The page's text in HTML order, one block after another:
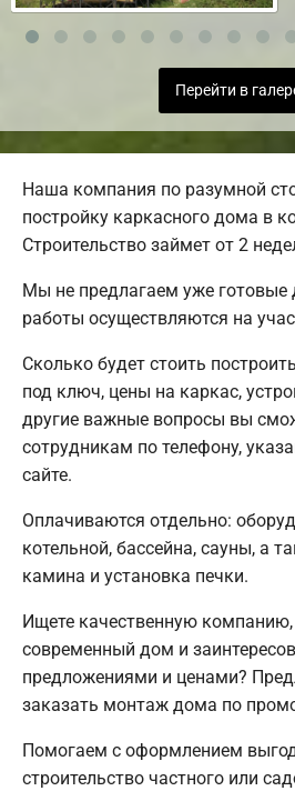
Перейти в
Наша компания по разумной
постройку каркасного дома в
Строительство займет от 2
Мы не предлагаем уже
работы осуществляются на
Сколько будет стоить
под ключ, цены на каркас,
другие важные вопросы вы
сотрудникам по телефону,
сайте.
Оплачиваются отдельно:
котельной, бассейна, сауны, а
камина и установка печки.
Ищете качественную
современный дом и
предложениями и ценами?
заказать монтаж дома по
Помогаем с оформлением
строительство частного или